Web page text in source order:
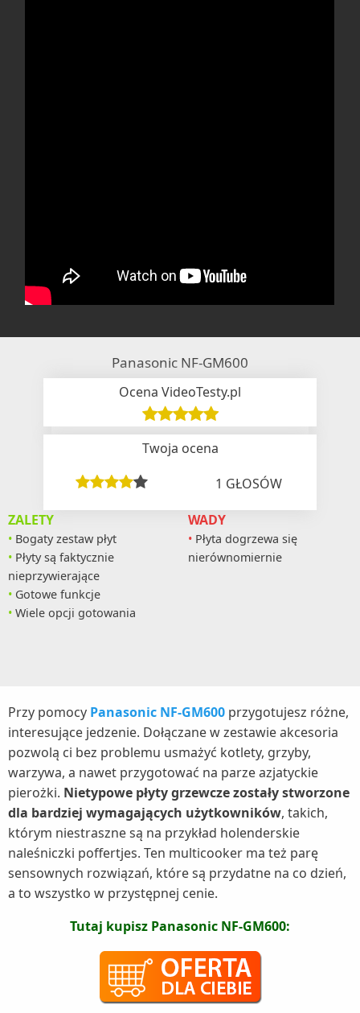
Panasonic NF-GM600
Ocena VideoTesty.pl
Twoja ocena
1 GŁOSÓW
ZALETY
Bogaty zestaw płyt
Płyty są faktycznie
nieprzywierające
Gotowe funkcje
Wiele opcji gotowania
WADY
Płyta dogrzewa się
nierównomiernie
Przy pomocy Panasonic NF-GM600 przygotujesz różne,
interesujące jedzenie. Dołączane w zestawie akcesoria
pozwolą ci bez problemu usmażyć kotlety, grzyby,
warzywa, a nawet przygotować na parze azjatyckie
pierożki. Nietypowe płyty grzewcze zostały stworzone
dla bardziej wymagających użytkowników, takich,
którym niestraszne są na przykład holenderskie
naleśniczki poffertjes. Ten multicooker ma też parę
sensownych rozwiązań, które są przydatne na co dzień,
a to wszystko w przystępnej cenie.
Tutaj kupisz Panasonic NF-GM600: